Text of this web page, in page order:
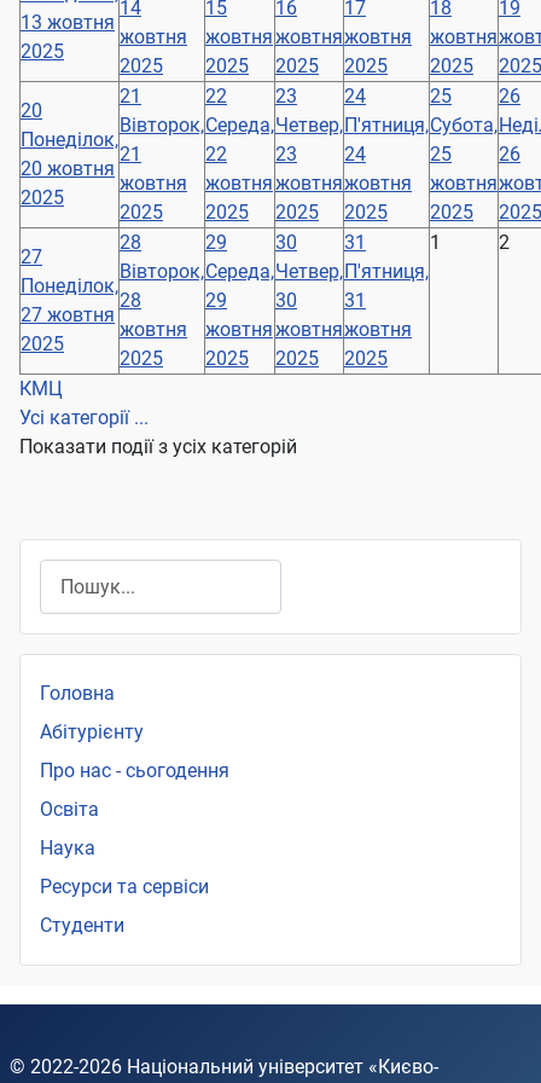
13 жовтня
2025
14
жовтня
2025
15
жовтня
2025
16
жовтня
2025
17
жовтня
2025
18
жовтня
2025
19
2025
20
Понеділок,
20 жовтня
2025
21
Вівторок,
21
жовтня
2025
22
Середа,
22
жовтня
2025
23
Четвер,
23
жовтня
2025
24
П'ятниця,
24
жовтня
2025
25
Субота,
25
жовтня
2025
26
26
2025
27
Понеділок,
27 жовтня
2025
28
Вівторок,
28
жовтня
2025
29
Середа,
29
жовтня
2025
30
Четвер,
30
жовтня
2025
31
П'ятниця,
31
жовтня
2025
1 2
КМЦ
Усі категорії ...
Показати події з усіх категорій
Головна
Абітурієнту
Про нас - сьогодення
Освіта
Наука
Ресурси та сервіси
Студенти
© 2022-2026 Національний університет «Києво-